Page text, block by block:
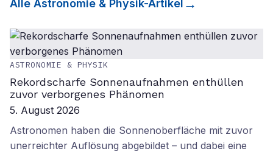
Alle Astronomie & Physik-Artikel
ASTRONOMIE & PHYSIK
Rekordscharfe Sonnenaufnahmen enthüllen
zuvor verborgenes Phänomen
5. August 2026
Astronomen haben die Sonnenoberfläche mit zuvor
unerreichter Auflösung abgebildet – und dabei eine